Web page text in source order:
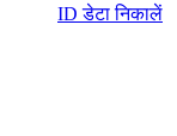
ID डेटा निकालें